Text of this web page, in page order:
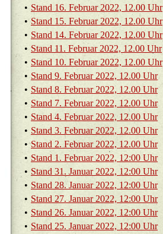
• Stand 16. Fe­bru­ar 2022, 12.00 Uhr
• Stand 15. Fe­bru­ar 2022, 12.00 Uhr
• Stand 14. Fe­bru­ar 2022, 12.00 Uhr
• Stand 11. Fe­bru­ar 2022, 12.00 Uhr
• Stand 10. Fe­bru­ar 2022, 12.00 Uhr
• Stand 9. Fe­bru­ar 2022, 12.00 Uhr
• Stand 8. Fe­bru­ar 2022, 12.00 Uhr
• Stand 7. Fe­bru­ar 2022, 12.00 Uhr
• Stand 4. Fe­bru­ar 2022, 12.00 Uhr
• Stand 3. Fe­bru­ar 2022, 12.00 Uhr
• Stand 2. Fe­bru­ar 2022, 12.00 Uhr
• Stand 1. Fe­bru­ar 2022, 12:00 Uhr
• Stand 31. Ja­nu­ar 2022, 12:00 Uhr
• Stand 28. Ja­nu­ar 2022, 12:00 Uhr
• Stand 27. Ja­nu­ar 2022, 12:00 Uhr
• Stand 26. Ja­nu­ar 2022, 12:00 Uhr
• Stand 25. Ja­nu­ar 2022, 12:00 Uhr